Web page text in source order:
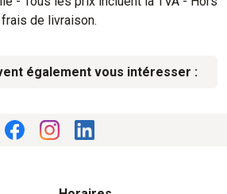
frais de livraison.
également vous intéresser :